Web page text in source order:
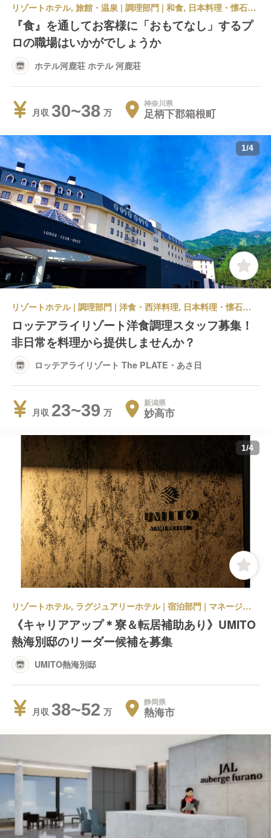
リゾートホテル, 旅館・温泉 | 調理部門 | 和食, 日本料理・懐石料理 | キッチンスタッフ | ホテル河鹿荘 ホテル 河鹿荘
『食』を通してお客様に「おもてなし」するプ
ロの職場はいかがでしょうか
ホテル河鹿荘 ホテル 河鹿荘
月収 30~38 神奈川県
足柄下郡箱根町
1/4
リゾートホテル | 調理部門 | 洋食・西洋料理, 日本料理・懐石料理 | キッチンスタッフ | ロッテアライリゾート The PLATE・あさ日
ロッテアライリゾート洋食調理スタッフ募集！
非日常を料理から提供しませんか？
ロッテアライリゾート The PLATE・あさ日
月収 23~39 新潟県
妙高市
1/4
リゾートホテル, ラグジュアリーホテル | 宿泊部門 | マネージャー・支配人・副支配人・女将 | UMITO熱海別邸
《キャリアアップ＊寮＆転居補助あり》UMITO
熱海別邸のリーダー候補を募集
UMITO熱海別邸
月収 38~52 静岡県
熱海市